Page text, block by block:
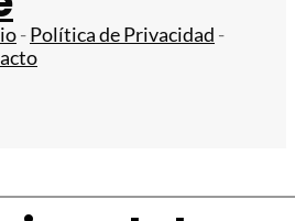
-Política de Privacidad -